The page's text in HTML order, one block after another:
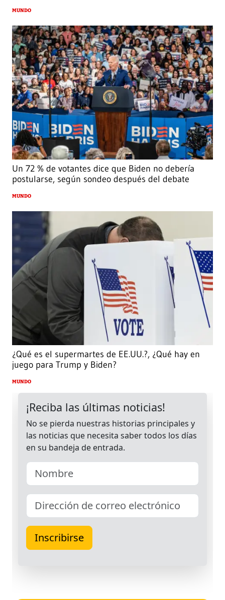
MUNDO
Un 72 % de votantes dice que Biden no debería
postularse, según sondeo después del debate
MUNDO
¿Qué es el supermartes de EE.UU.?, ¿Qué hay en
juego para Trump y Biden?
MUNDO